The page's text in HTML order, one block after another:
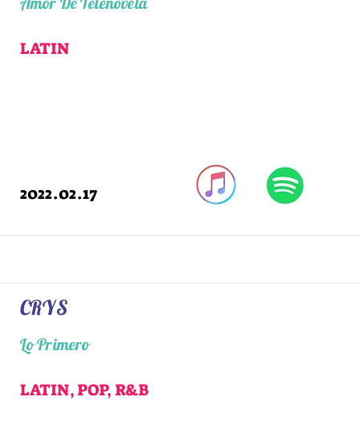
LATIN
2022.02.17
CRYS
Lo Primero
LATIN, POP, R&B